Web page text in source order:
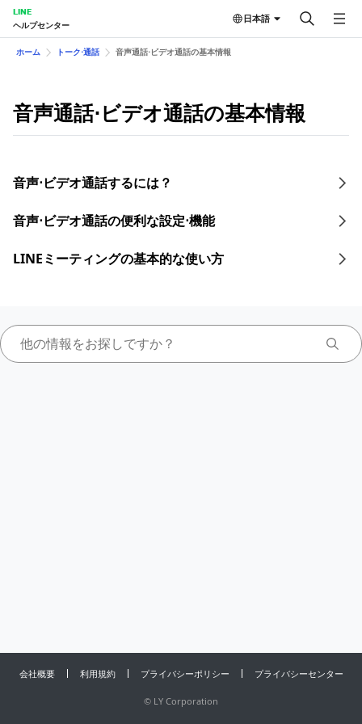
LINE
ヘルプセンター
日本語
ホーム トーク⋅通話 音声通話⋅ビデオ通話の基本情報
音声通話⋅ビデオ通話の基本情報
音声⋅ビデオ通話するには？
音声⋅ビデオ通話の便利な設定⋅機能
LINEミーティングの基本的な使い方
会社概要 利用規約 プライバシーポリシー プライバシーセンター
© LY Corporation